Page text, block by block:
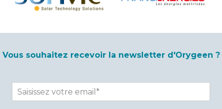
Vous souhaitez recevoir la newsletter d'Orygeen ?